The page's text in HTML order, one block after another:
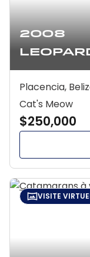
2008
Placencia,
Cat's Meow
$250,000
VISITE